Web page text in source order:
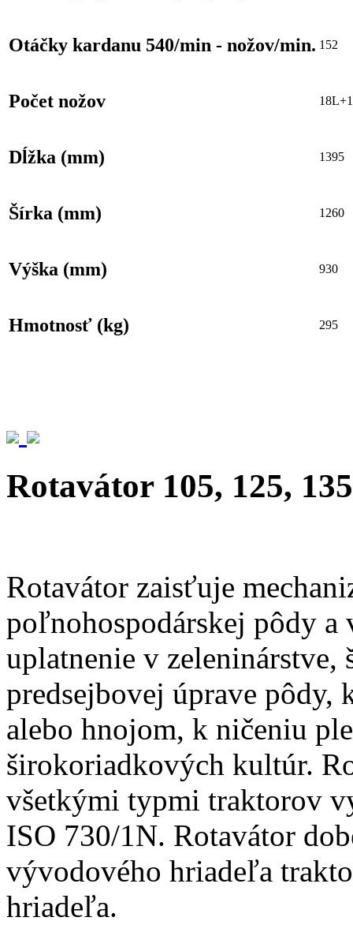
Otáčky kardanu 540/min - nožov/min. 152
Počet nožov
Dĺžka (mm) 1395
Šírka (mm) 1260
Výška (mm) 930
Hmotnosť (kg) 295
Rotavátor 105, 125,
Rotavátor zaisťuje
poľnohospodárskej pôdy a
uplatnenie v
predsejbovej úprave pôdy,
alebo hnojom, k ničeniu
širokoriadkových kultúr.
všetkými typmi traktorov
ISO 730/1N. Rotavátor
vývodového hriadeľa
hriadeľa.